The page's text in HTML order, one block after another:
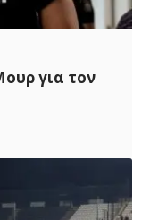
για τον